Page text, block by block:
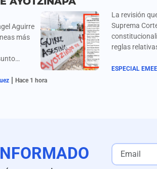
Aguirre
más
de OroHace 1 hora
La revisión
Suprema
reglas
vuelve a
ESPECIAL